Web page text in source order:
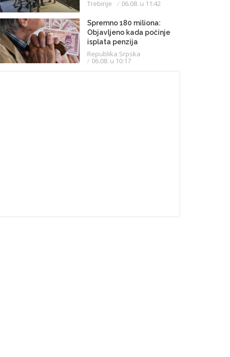
Beograda
Trebinje 06.08. u 11:42
Spremno 180 miliona:
Objavljeno kada počinje
isplata penzija
Republika Srpska
06.08. u 10:17